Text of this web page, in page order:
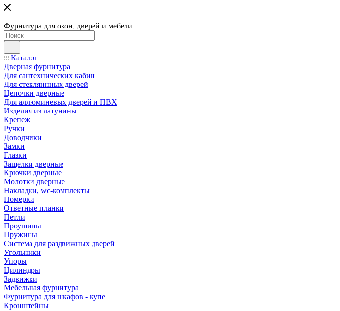
Фурнитура для окон, дверей и мебели
Каталог
Дверная фурнитура
Для сантехнических кабин
Для стекляннных дверей
Цепочки дверные
Для аллюминевых дверей и ПВХ
Изделия из латунины
Крепеж
Ручки
Доводчики
Замки
Глазки
Защелки дверные
Крючки дверные
Молотки дверные
Накладки, wc-комплекты
Номерки
Ответные планки
Петли
Проушины
Пружины
Система для раздвижных дверей
Угольники
Упоры
Цилиндры
Задвижки
Мебельная фурнитура
Фурнитура для шкафов - купе
Кронштейны